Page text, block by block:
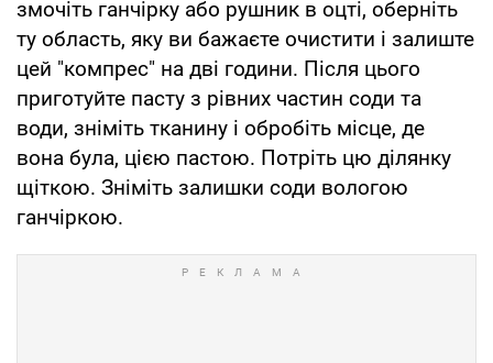
змочіть ганчірку або рушник в оцті, оберніть
ту область, яку ви бажаєте очистити і залиште
цей "компрес" на дві години. Після цього
приготуйте пасту з рівних частин соди та
води, зніміть тканину і обробіть місце, де
вона була, цією пастою. Потріть цю ділянку
щіткою. Зніміть залишки соди вологою
ганчіркою.